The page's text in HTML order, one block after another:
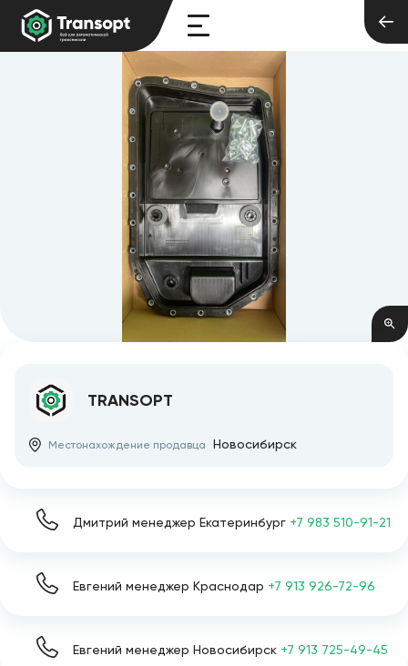
Евгений менеджер Новосибирск +7 913 725-49-45
Евгений менеджер Краснодар +7 913 926-72-96
Дмитрий менеджер Екатеринбург +7 983 510-91-21
TRANSOPT
Местонахождение продавца Новосибирск